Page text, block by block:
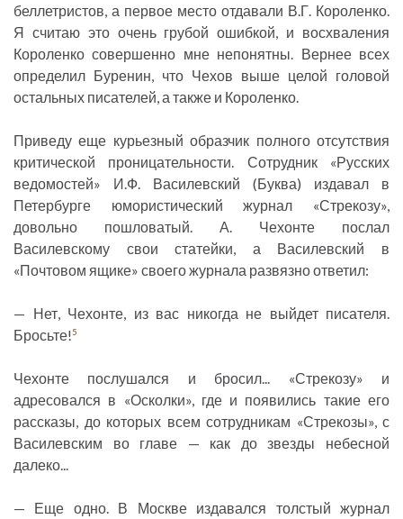
беллетристов, а первое место отдавали В.Г. Короленко.
Я считаю это очень грубой ошибкой, и восхваления
Короленко совершенно мне непонятны. Вернее всех
определил Буренин, что Чехов выше целой головой
остальных писателей, а также и Короленко.
Приведу еще курьезный образчик полного отсутствия
критической проницательности. Сотрудник «Русских
ведомостей» И.Ф. Василевский (Буква) издавал в
Петербурге юмористический журнал «Стрекозу»,
довольно пошловатый. А. Чехонте послал
Василевскому свои статейки, а Василевский в
«Почтовом ящике» своего журнала развязно ответил:
— Нет, Чехонте, из вас никогда не выйдет писателя.
Бросьте!5
Чехонте послушался и бросил... «Стрекозу» и
адресовался в «Осколки», где и появились такие его
рассказы, до которых всем сотрудникам «Стрекозы», с
Василевским во главе — как до звезды небесной
далеко...
— Еще одно. В Москве издавался толстый журнал